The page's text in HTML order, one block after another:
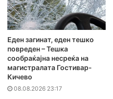
Еден загинат, еден тешко
повреден – Тешка
сообраќајна несреќа на
магистралата Гостивар-
Кичево
08.08.2026 23:17